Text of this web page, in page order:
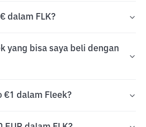
dalam FLK?
yang bisa saya beli dengan
€1 dalam Fleek?